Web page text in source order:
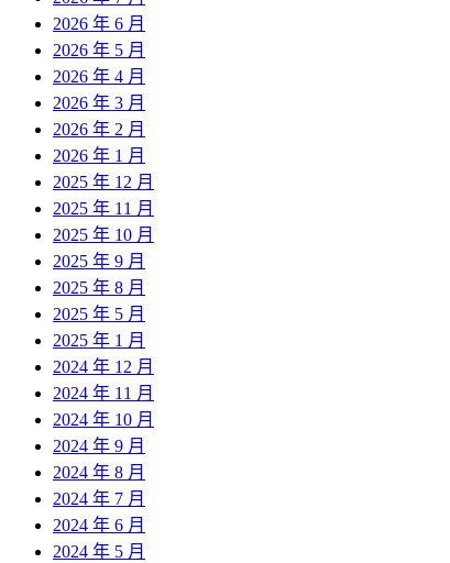
2026 年 6 月
2026 年 5 月
2026 年 4 月
2026 年 3 月
2026 年 2 月
2026 年 1 月
2025 年 12 月
2025 年 11 月
2025 年 10 月
2025 年 9 月
2025 年 8 月
2025 年 5 月
2025 年 1 月
2024 年 12 月
2024 年 11 月
2024 年 10 月
2024 年 9 月
2024 年 8 月
2024 年 7 月
2024 年 6 月
2024 年 5 月